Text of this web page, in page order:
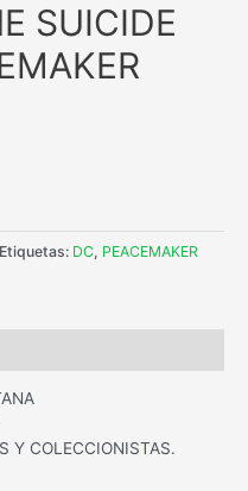
SUICIDE
Etiquetas: DC, PEACEMAKER
Y COLECCIONISTAS.